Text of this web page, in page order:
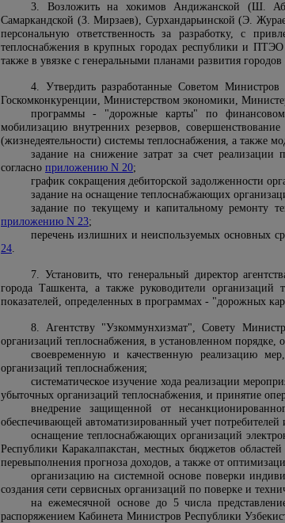
3. Возложить на хокимов Андижанской (Ш.
Самаркандской (З. Мирзаев), Сурхандарьинской (Э.
персональную ответственность за разработку, с
теплоснабжения в крупных городах республики и ПТЭО
также в увязке с генеральными планами развития
4. Утвердить разработанные Советом Министров
Госкомконкуренции, Министерством экономики,
программы - "дорожные карты" по
мобилизацию внутренних резервов,
(жизнедеятельности) системы теплоснабжения, а также
задание на снижение затрат за счет
согласно приложению N 20;
график сокращения дебиторской задолженности
задание на оснащение теплоснабжающих
задание по текущему и капитальному ремонту
приложению N 23;
перечень излишних и неиспользуемых основных
24.
7. Установить, что генеральный директор
города Ташкента, а также руководители организаций
показателей, определенных в программах - "дорожных
8. Агентству "Узкоммунхизмат", Совету
организаций теплоснабжения, в установленном порядке,
своевременную и качественную реализацию
организаций теплоснабжения;
систематическое изучение хода реализации
убыточных организаций теплоснабжения, и принятие
внедрение защищенной от
обеспечивающей автоматизированный учет
оснащение теплоснабжающих организаций
Республики Каракалпакстан, местных бюджетов
перевыполнения прогноза доходов, а также от
организацию на системной основе поверки
создания сети сервисных организаций по поверке и
на ежемесячной основе до 5 числа
распоряжением Кабинета Министров Республики